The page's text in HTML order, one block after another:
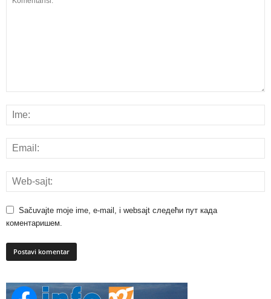
Sačuvajte moje ime, e-mail, i websajt следећи пут када
коментаришем.